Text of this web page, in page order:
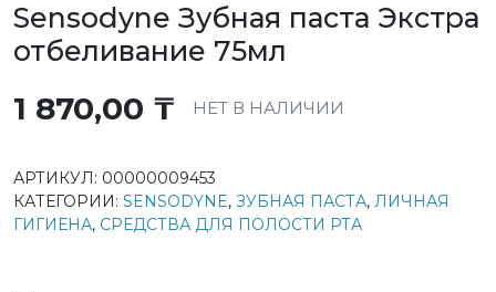
Sensodyne Зубная паста Экстра
отбеливание 75мл
1 870,00 ₸ НЕТ В НАЛИЧИИ
АРТИКУЛ: 00000009453
КАТЕГОРИИ: SENSODYNE, ЗУБНАЯ ПАСТА, ЛИЧНАЯ
ГИГИЕНА, СРЕДСТВА ДЛЯ ПОЛОСТИ РТА